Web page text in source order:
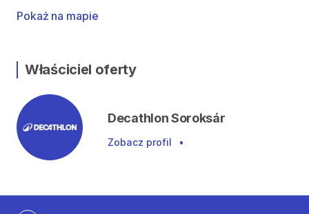
Pokaż na mapie
Właściciel oferty
Decathlon Soroksár
Zobacz profil •